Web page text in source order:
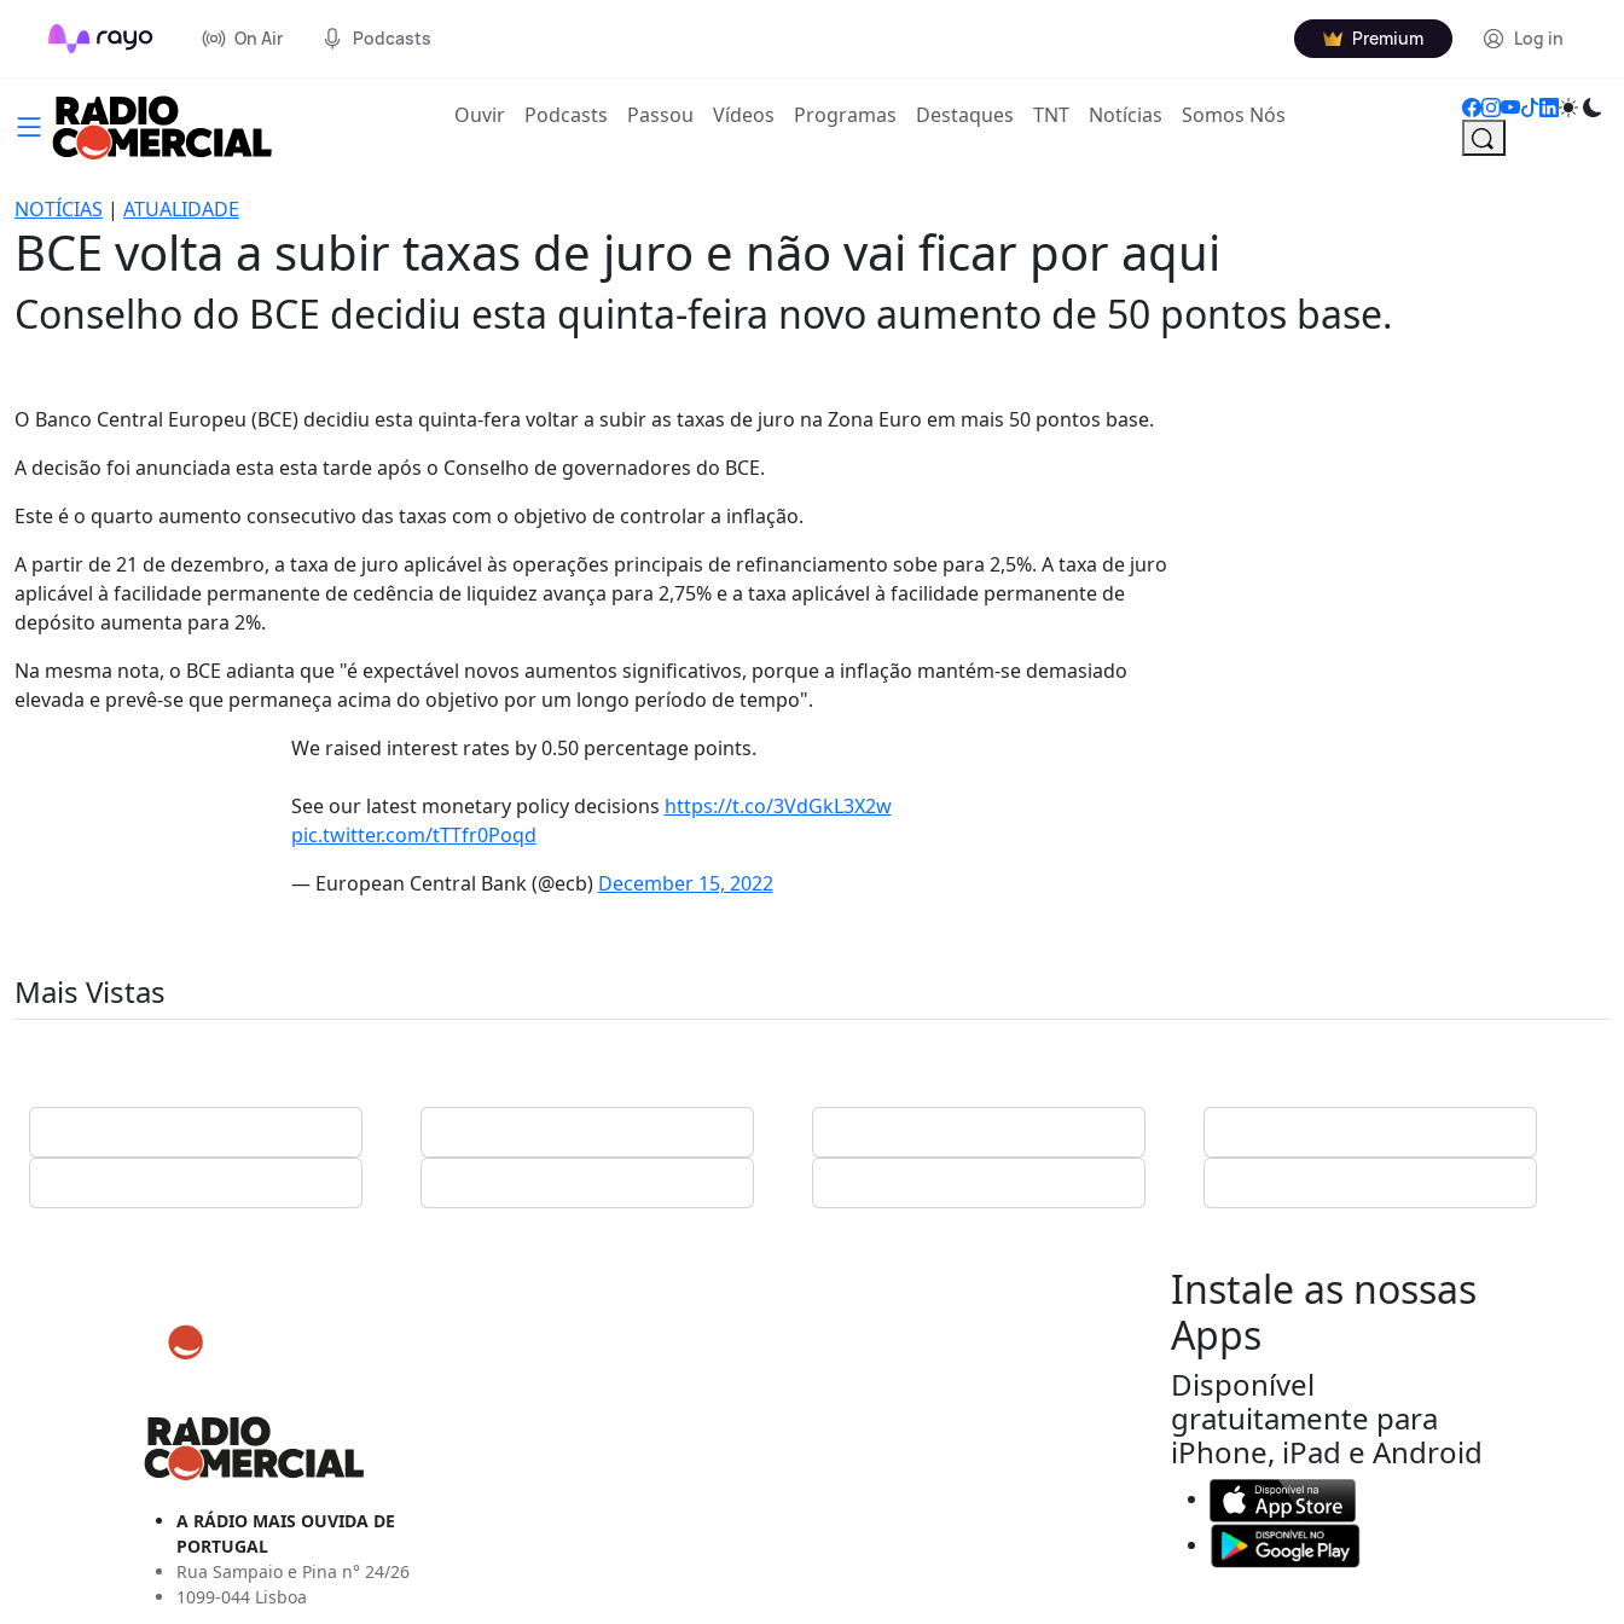
On Air Podcasts Premium Log in
Ouvir(current)
Podcasts Passou Vídeos Programas Destaques TNT Notícias Somos Nós
NOTÍCIAS | ATUALIDADE
BCE volta a subir taxas de juro e não vai ficar por aqui
Conselho do BCE decidiu esta quinta-feira novo aumento de 50 pontos base.
O Banco Central Europeu (BCE) decidiu esta quinta-fera voltar a subir as taxas de juro na Zona Euro em mais 50 pontos base.
A decisão foi anunciada esta esta tarde após o Conselho de governadores do BCE.
Este é o quarto aumento consecutivo das taxas com o objetivo de controlar a inflação.
A partir de 21 de dezembro, a taxa de juro aplicável às operações principais de refinanciamento sobe para 2,5%. A taxa de juro
aplicável à facilidade permanente de cedência de liquidez avança para 2,75% e a taxa aplicável à facilidade permanente de
depósito aumenta para 2%.
Na mesma nota, o BCE adianta que "é expectável novos aumentos significativos, porque a inflação mantém-se demasiado
elevada e prevê-se que permaneça acima do objetivo por um longo período de tempo".
We raised interest rates by 0.50 percentage points.
See our latest monetary policy decisions https://t.co/3VdGkL3X2w
pic.twitter.com/tTTfr0Poqd
— European Central Bank (@ecb) December 15, 2022
Mais Vistas
A RÁDIO MAIS OUVIDA DE
PORTUGAL
Rua Sampaio e Pina n° 24/26
1099-044 Lisboa
Instale as nossas
Apps
Disponível
gratuitamente para
iPhone, iPad e Android